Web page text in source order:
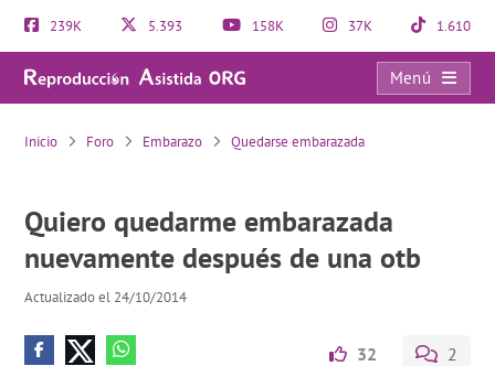
239K 5.393 158K 37K 1.610
Menú
Quiero quedarme embarazada nuevamente después de una otb
Inicio Foro Embarazo Quedarse embarazada
Quiero quedarme embarazada
nuevamente después de una otb
Actualizado el 24/10/2014
32 2